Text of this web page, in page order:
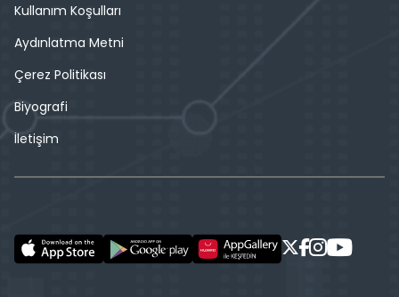
Kullanım Koşulları
Aydınlatma Metni
Çerez Politikası
Biyografi
İletişim